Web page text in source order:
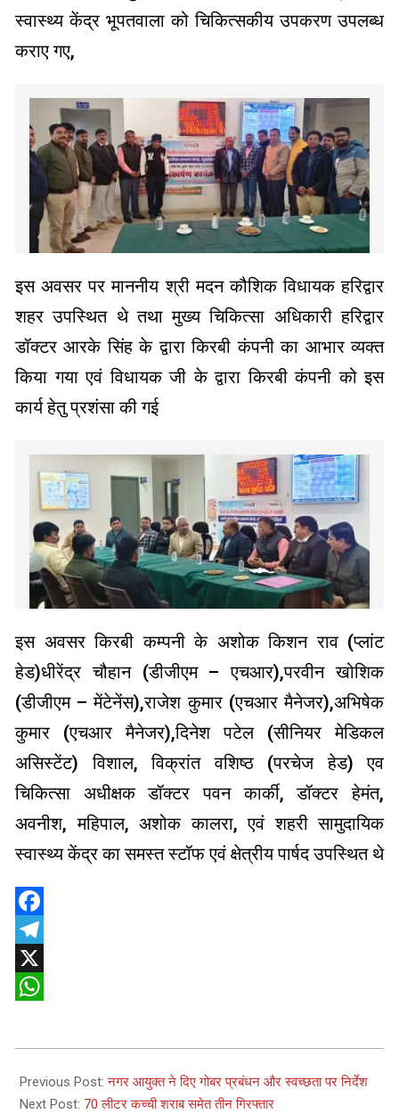
स्वास्थ्य केंद्र भूपतवाला को चिकित्सकीय उपकरण उपलब्ध
कराए गए,
इस अवसर पर माननीय श्री मदन कौशिक विधायक हरिद्वार
शहर उपस्थित थे तथा मुख्य चिकित्सा अधिकारी हरिद्वार
डॉक्टर आरके सिंह के द्वारा किरबी कंपनी का आभार व्यक्त
किया गया एवं विधायक जी के द्वारा किरबी कंपनी को इस
कार्य हेतु प्रशंसा की गई
इस अवसर किरबी कम्पनी के अशोक किशन राव (प्लांट
हेड)धीरेंद्र चौहान (डीजीएम – एचआर),परवीन खोशिक
(डीजीएम – मेंटेनेंस),राजेश कुमार (एचआर मैनेजर),अभिषेक
कुमार (एचआर मैनेजर),दिनेश पटेल (सीनियर मेडिकल
असिस्टेंट) विशाल, विक्रांत वशिष्ठ (परचेज हेड) एव
चिकित्सा अधीक्षक डॉक्टर पवन कार्की, डॉक्टर हेमंत,
अवनीश, महिपाल, अशोक कालरा, एवं शहरी सामुदायिक
स्वास्थ्य केंद्र का समस्त स्टॉफ एवं क्षेत्रीय पार्षद उपस्थित थे
Facebook
Telegram
X
12-
31
Previous Post:नगर आयुक्त ने दिए गोबर प्रबंधन और स्वच्छता पर निर्देश
Next Post: 70 लीटर कच्ची शराब समेत तीन गिरफ्तार